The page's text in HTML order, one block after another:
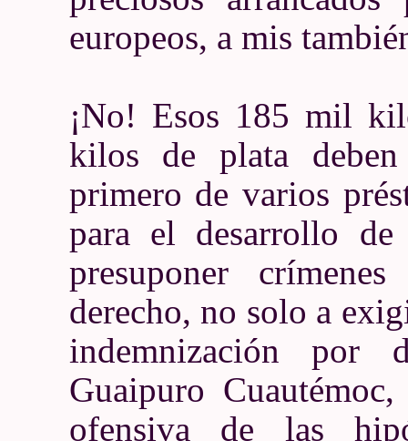
europeos, a mis
¡No! Esos 185 mil
kilos de plata
primero de varios
para el desarrollo
presuponer
derecho, no solo a
indemnización
Guaipuro
ofensiva de las